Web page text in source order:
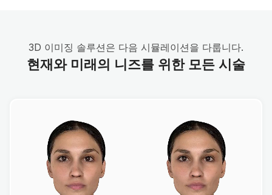
3D 이미징 솔루션은 다음 시뮬레이션을 다룹니다.
현재와 미래의 니즈를 위한 모든 시술